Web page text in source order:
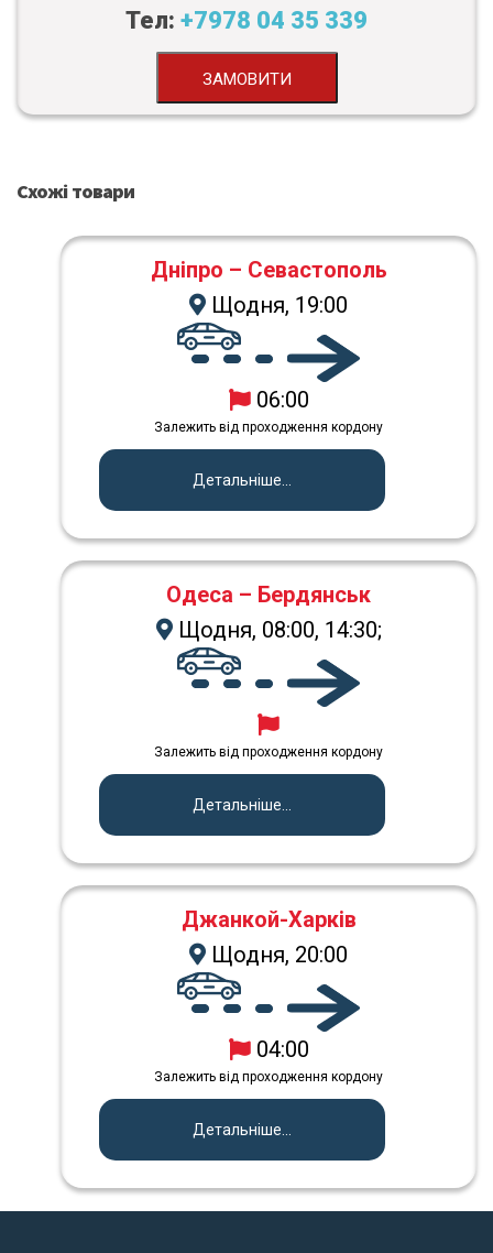
Тел: +7978 04 35 339
ЗАМОВИТИ
Схожі товари
Дніпро – Севастополь
Щодня, 19:00
06:00
Залежить від проходження кордону
Детальніше...
Одеса – Бердянськ
Щодня, 08:00, 14:30;
Залежить від проходження кордону
Детальніше...
Джанкой-Харків
Щодня, 20:00
04:00
Залежить від проходження кордону
Детальніше...